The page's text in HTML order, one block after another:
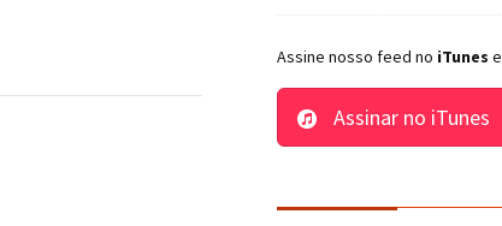
Assine nosso feed no iTunes e
Assinar no iTunes